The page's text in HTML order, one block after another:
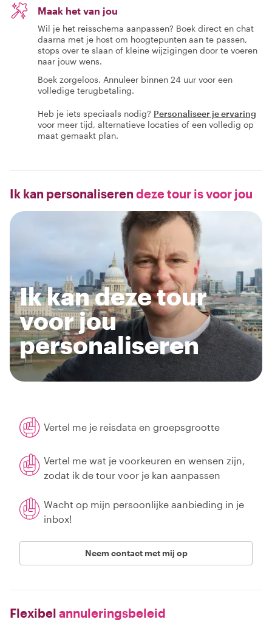
Maak het van jou
Wil je het reisschema aanpassen? Boek direct en chat
daarna met je host om hoogtepunten aan te passen,
stops over te slaan of kleine wijzigingen door te voeren
naar jouw wens.
Boek zorgeloos. Annuleer binnen 24 uur voor een
volledige terugbetaling.
Heb je iets speciaals nodig? Personaliseer je ervaring
voor meer tijd, alternatieve locaties of een volledig op
maat gemaakt plan.
Ik kan personaliseren deze tour is voor jou
Ik kan deze tour
voor jou
personaliseren
Vertel me je reisdata en groepsgrootte
Vertel me wat je voorkeuren en wensen zijn,
zodat ik de tour voor je kan aanpassen
Wacht op mijn persoonlijke aanbieding in je
inbox!
Neem contact met mij op
Flexibel annuleringsbeleid